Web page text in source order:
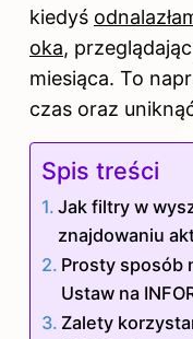
kiedyś
oka,
miesiąca. To
czas oraz
Spis treści
Jak filtry w
znajdowaniu
Prosty sposób
Ustaw na
Zalety